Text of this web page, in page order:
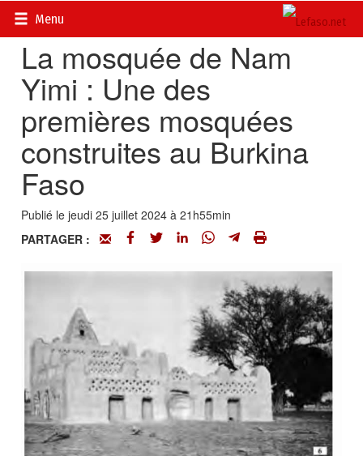
Menu
Accueil> La page d’histoire du Burkina
La mosquée de Nam
Yimi : Une des
premières mosquées
construites au Burkina
Faso
Publié le jeudi 25 juillet 2024 à 21h55min
PARTAGER :